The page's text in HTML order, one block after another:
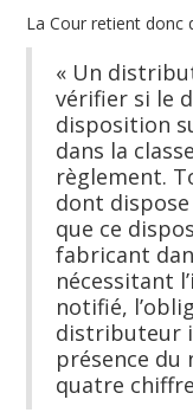
La Cour retient donc
« Un
vérifier si le
disposition
dans la
règlement.
dont
que ce
fabricant
nécessitant
notifié,
distributeur
présence du
quatre